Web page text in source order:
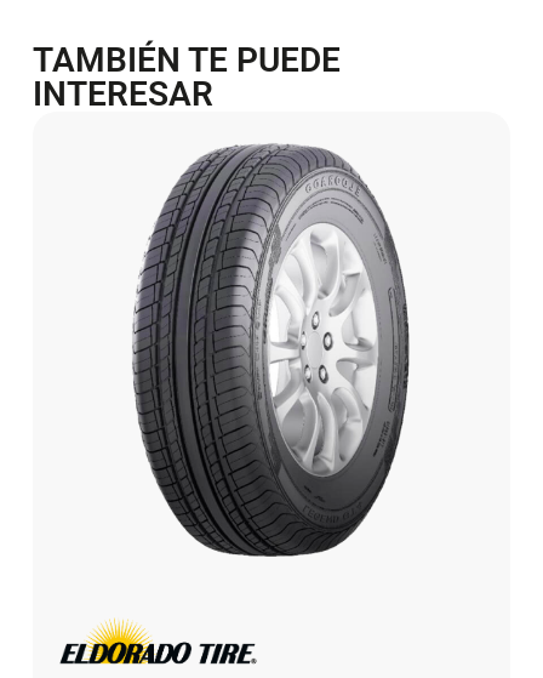
TAMBIÉN TE PUEDE
INTERESAR